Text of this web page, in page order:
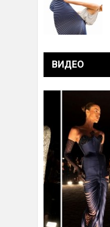
ВИДЕО